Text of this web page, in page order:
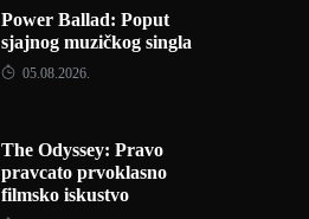
Power Ballad: Poput
sjajnog muzičkog singla
05.08.2026.
The Odyssey: Pravo
pravcato prvoklasno
filmsko iskustvo